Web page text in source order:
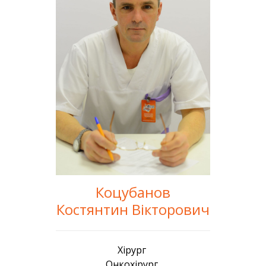
Коцубанов
Костянтин Вікторович